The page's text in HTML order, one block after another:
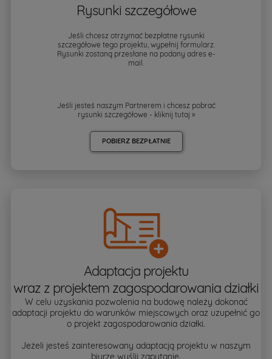
Rysunki szczegółowe
Jeśli chcesz otrzymać bezpłatne rysunki
szczegółowe tego projektu, wypełnij formularz.
Rysunki zostaną przesłane na podany adres e-
mail.
Jeśli jesteś naszym Partnerem i chcesz pobrać
rysunki szczegółowe - kliknij tutaj »
POBIERZ BEZPŁATNIE
Adaptacja projektu
wraz z projektem zagospodarowania działki
W celu uzyskania pozwolenia na budowę należy dokonać
adaptacji projektu do warunków miejscowych oraz uzupełnić go
o projekt zagospodarowania działki.
Jeżeli jesteś zainteresowany adaptacją projektu w naszym
biurze wyślij zapytanie.